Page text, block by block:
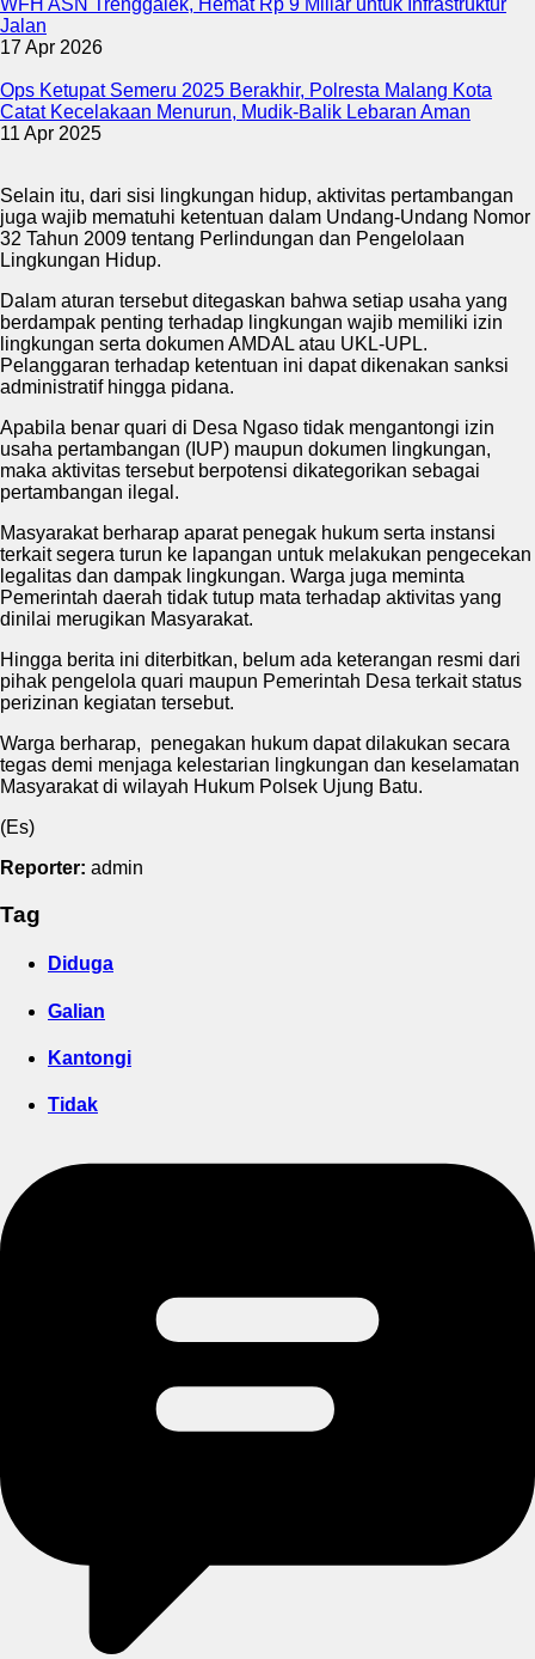
WFH ASN Trenggalek, Hemat Rp 9 Miliar untuk Infrastruktur
Jalan
17 Apr 2026
Ops Ketupat Semeru 2025 Berakhir, Polresta Malang Kota
Catat Kecelakaan Menurun, Mudik-Balik Lebaran Aman
11 Apr 2025
Selain itu, dari sisi lingkungan hidup, aktivitas pertambangan
juga wajib mematuhi ketentuan dalam Undang-Undang Nomor
32 Tahun 2009 tentang Perlindungan dan Pengelolaan
Lingkungan Hidup.
Dalam aturan tersebut ditegaskan bahwa setiap usaha yang
berdampak penting terhadap lingkungan wajib memiliki izin
lingkungan serta dokumen AMDAL atau UKL-UPL.
Pelanggaran terhadap ketentuan ini dapat dikenakan sanksi
administratif hingga pidana.
Apabila benar quari di Desa Ngaso tidak mengantongi izin
usaha pertambangan (IUP) maupun dokumen lingkungan,
maka aktivitas tersebut berpotensi dikategorikan sebagai
pertambangan ilegal.
Masyarakat berharap aparat penegak hukum serta instansi
terkait segera turun ke lapangan untuk melakukan pengecekan
legalitas dan dampak lingkungan. Warga juga meminta
Pemerintah daerah tidak tutup mata terhadap aktivitas yang
dinilai merugikan Masyarakat.
Hingga berita ini diterbitkan, belum ada keterangan resmi dari
pihak pengelola quari maupun Pemerintah Desa terkait status
perizinan kegiatan tersebut.
Warga berharap, penegakan hukum dapat dilakukan secara
tegas demi menjaga kelestarian lingkungan dan keselamatan
Masyarakat di wilayah Hukum Polsek Ujung Batu.
(Es)
Reporter: admin
Tag
Diduga
Galian
Kantongi
Tidak